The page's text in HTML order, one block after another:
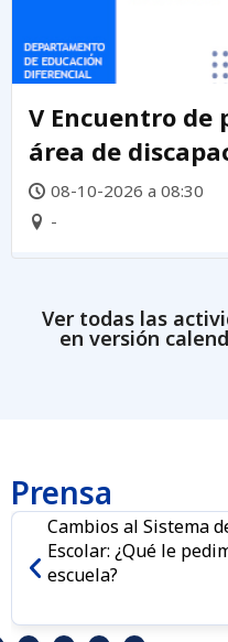
V Encuentro de
área de
múltiples 2026
08-10-2026 a 08:30
-
Ver todas las
en versión
Prensa
Cambios al Sistema
Escolar: ¿Qué le
escuela?